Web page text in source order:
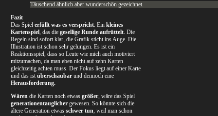
Täuschend ähnlich aber wunderschön gezeichnet.
Fazit
Das Spielerfüllt was es verspricht. Ein kleines
Kartenspiel, das diegesellige Runde aufrüttelt. Die
Regeln sind sofort klar, die Grafik sticht ins Auge. Die
Illustration ist schon sehr gelungen. Es ist ein
Reaktionsspiel, dass so Leute wie mich auch motiviert
mitzumachen, da man eben nicht auf zehn Karten
gleichzeitig achten muss. Der Fokus liegt auf einer Karte
und das istüberschaubar und dennoch eine
Herausforderung.
Wären die Karten noch etwasgrößer, wäre das Spiel
generationentauglicher gewesen. So könnte sich die
ältere Generation etwasschwer tun, weil man schon